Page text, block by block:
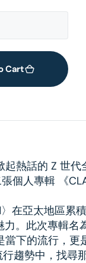
Cart
熱話的 Z 世代
個人專輯 《
在亞太地區累
。此次專輯名
下的流行，更
趨勢中，找尋